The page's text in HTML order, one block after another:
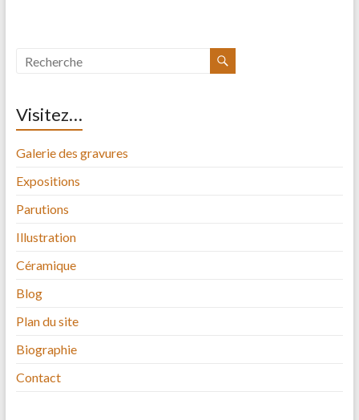
Visitez…
Galerie des gravures
Expositions
Parutions
Illustration
Céramique
Blog
Plan du site
Biographie
Contact